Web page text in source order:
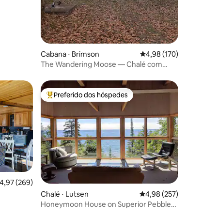
Cabana ⋅ Brimson 4,98 de uma avaliação
4,98 (170)
The Wandering Moose — Chalé com
hóspedes
de uma avaliação média de 5, 269 avaliações
4,97 (269)
Entre os melhores preferidos dos hóspedes
Preferido dos hóspedes
Chalé ⋅ Lutsen 4,98 de uma avaliação
4,98 (257)
Honeymoon House on Superior Pebble